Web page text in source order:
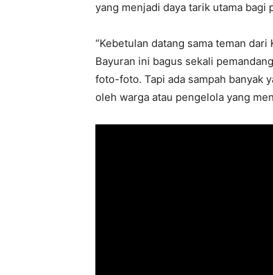
yang menjadi daya tarik utama bagi
“Kebetulan datang sama teman
Bayuran ini bagus sekali
foto-foto. Tapi ada sampah banyak
oleh warga atau pengelola yang